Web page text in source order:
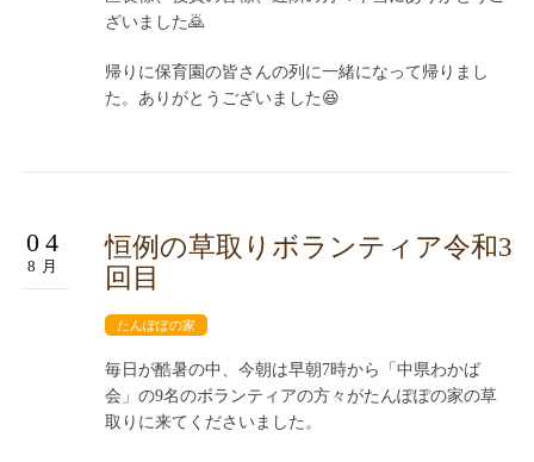
ざいました🙇
帰りに保育園の皆さんの列に一緒になって帰りまし
た。ありがとうございました😆
04
8月
恒例の草取りボランティア令和3
回目
たんぽぽの家
毎日が酷暑の中、今朝は早朝7時から「中県わかば
会」の9名のボランティアの方々がたんぽぽの家の草
取りに来てくださいました。